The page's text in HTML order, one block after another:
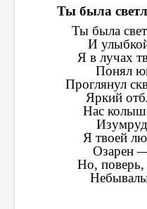
Ты была
Ты была
И
Я в лучах
Понял
Проглянул
Яркий
Нас
Я твоей
Озарен
Но, поверь,
8